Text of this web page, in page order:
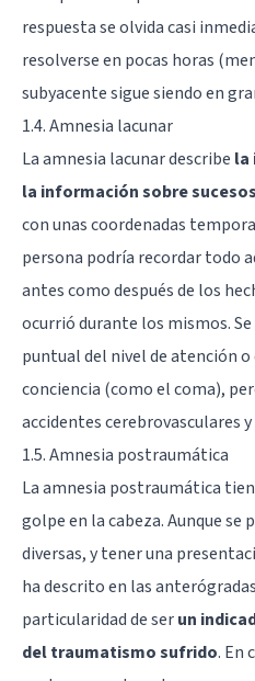
respuesta se olvida casi
resolverse en pocas horas
subyacente sigue siendo en
1.4. Amnesia lacunar
La amnesia lacunar describe la
la información sobre
con unas coordenadas
persona podría recordar todo
antes como después de los
ocurrió durante los mismos.
puntual del nivel de atención
conciencia (como el coma),
accidentes cerebrovasculares
1.5. Amnesia postraumática
La amnesia postraumática
golpe en la cabeza. Aunque se
diversas, y tener una
ha descrito en las
particularidad de serun
del traumatismo sufrido. En